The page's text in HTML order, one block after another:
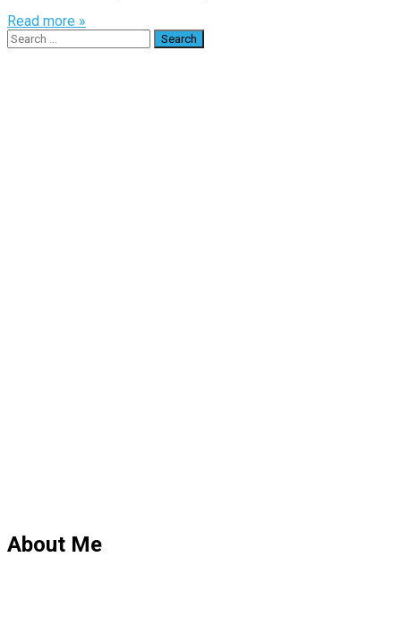
Read more »
Search
for:
About Me